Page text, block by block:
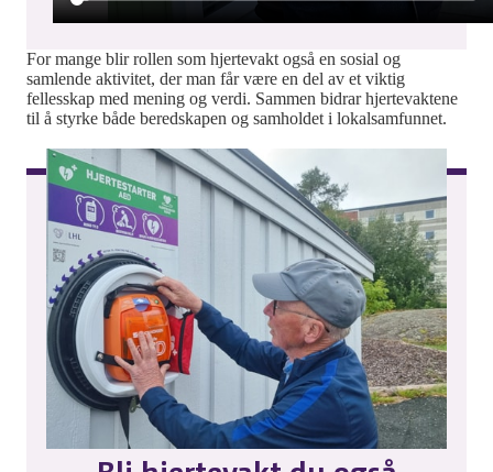
For mange blir rollen som hjertevakt også en sosial og
samlende aktivitet, der man får være en del av et viktig
fellesskap med mening og verdi. Sammen bidrar hjertevaktene
til å styrke både beredskapen og samholdet i lokalsamfunnet.